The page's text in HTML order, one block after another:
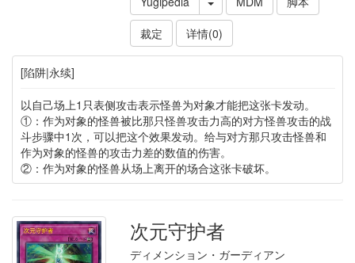
裁定
详情(0)
[陷阱|永续]
以自己场上1只表侧攻击表示怪兽为对象才能把这张卡发动。
①：作为对象的怪兽被比那只怪兽攻击力高的对方怪兽攻击的战
斗步骤中1次，可以把这个效果发动。给与对方那只攻击怪兽和
作为对象的怪兽的攻击力差的数值的伤害。
②：作为对象的怪兽从场上离开的场合这张卡破坏。
次元守护者
ディメンション・ガーディアン